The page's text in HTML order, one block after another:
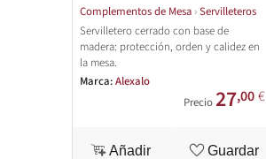
Complementos de Mesa ›Servilleteros
Servilletero cerrado con base de
madera: protección, orden y calidez en
la mesa.
Marca:Alexalo
Precio 27,00€
Añadir Guardar